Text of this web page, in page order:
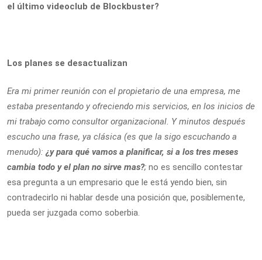
el último videoclub de Blockbuster?
Los planes se desactualizan
Era mi primer reunión con el propietario de una empresa, me
estaba presentando y ofreciendo mis servicios, en los inicios de
mi trabajo como consultor organizacional. Y minutos después
escucho una frase, ya clásica (es que la sigo escuchando a
menudo): ¿y para qué vamos a planificar, si a los tres meses
cambia todo y el plan no sirve mas?; no es sencillo contestar
esa pregunta a un empresario que le está yendo bien, sin
contradecirlo ni hablar desde una posición que, posiblemente,
pueda ser juzgada como soberbia.